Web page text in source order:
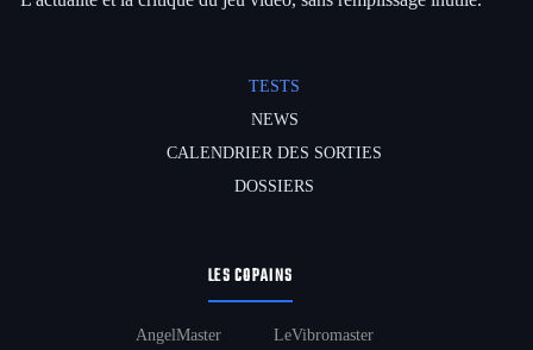
TESTS
NEWS
CALENDRIER DES SORTIES
DOSSIERS
LES COPAINS
AngelMaster LeVibromaster